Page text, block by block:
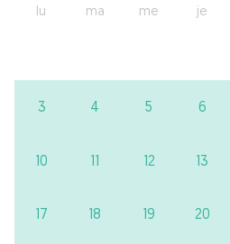
lu ma me je
3 4 5 6
10 11 12 13
17 18 19 20